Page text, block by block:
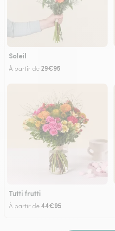
Soleil
À partir de 29€95
Tutti frutti
À partir de44€95